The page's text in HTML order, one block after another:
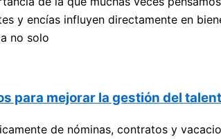
y encías influyen directamente en
no solo
para mejorar la gestión del
de nóminas, contratos y